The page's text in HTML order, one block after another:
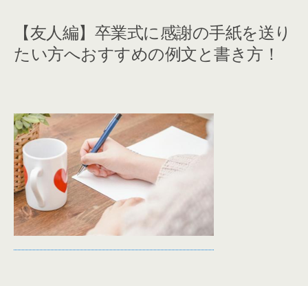
【友人編】卒業式に感謝の手紙を送り
たい方へおすすめの例文と書き方！